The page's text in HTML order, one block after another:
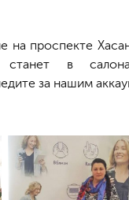
проспекте
станет в
за нашим